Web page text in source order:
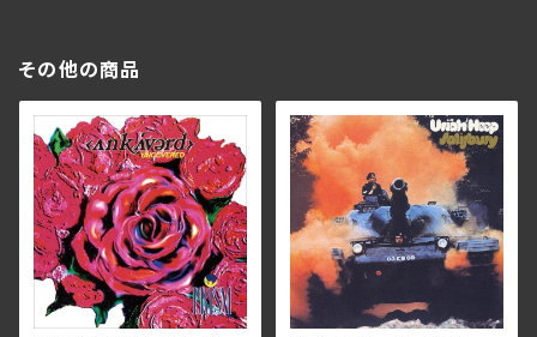
その他の商品